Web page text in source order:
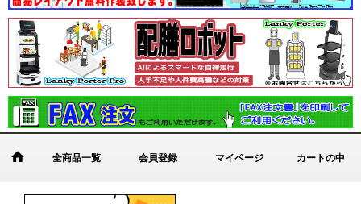
全商品一覧 会員登録 マイページ カートの中